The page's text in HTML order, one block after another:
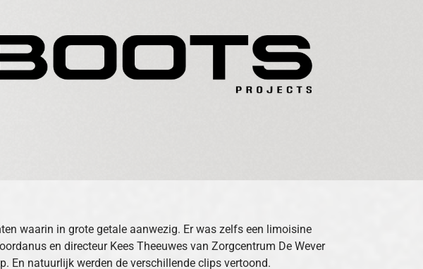
waarin in grote getale aanwezig. Er was zelfs een limoisine
en directeur Kees Theeuwes van Zorgcentrum De Wever
En natuurlijk werden de verschillende clips vertoond.